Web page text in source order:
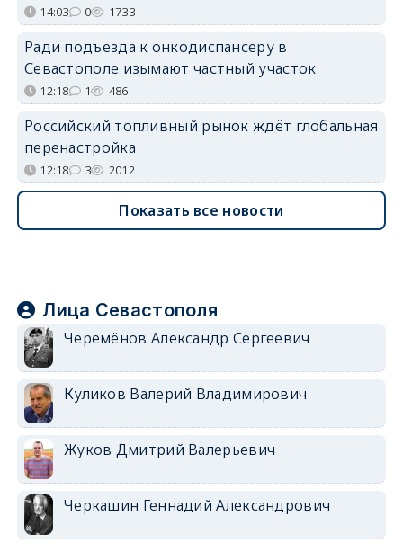
14:03 0 1733
Ради подъезда к онкодиспансеру в
Севастополе изымают частный участок
12:18 1 486
Российский топливный рынок ждёт глобальная
перенастройка
12:18 3 2012
Показать все новости
Лица Севастополя
Черемёнов Александр Сергеевич
Куликов Валерий Владимирович
Жуков Дмитрий Валерьевич
Черкашин Геннадий Александрович